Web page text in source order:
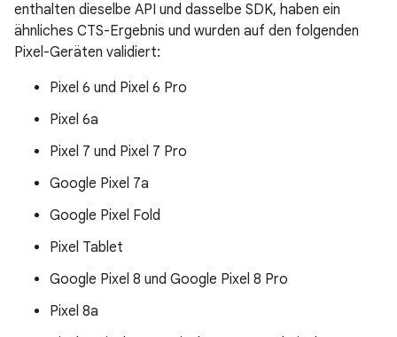
enthalten dieselbe API und dasselbe SDK, haben ein
ähnliches CTS-Ergebnis und wurden auf den folgenden
Pixel-Geräten validiert:
Pixel 6 und Pixel 6 Pro
Pixel 6a
Pixel 7 und Pixel 7 Pro
Google Pixel 7a
Google Pixel Fold
Pixel Tablet
Google Pixel 8 und Google Pixel 8 Pro
Pixel 8a